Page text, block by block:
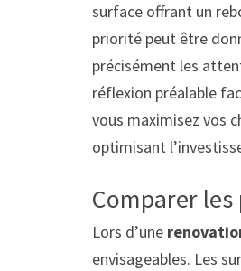
surface offrant un
priorité peut être
précisément les
réflexion préalable
vous maximisez vos
optimisant
Comparer
Lors d’une
envisageables. Les